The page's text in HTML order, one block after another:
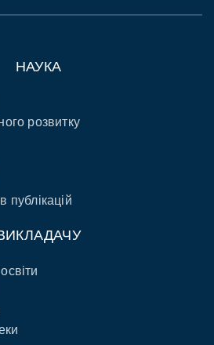
НАУКА
розвитку
публікацій